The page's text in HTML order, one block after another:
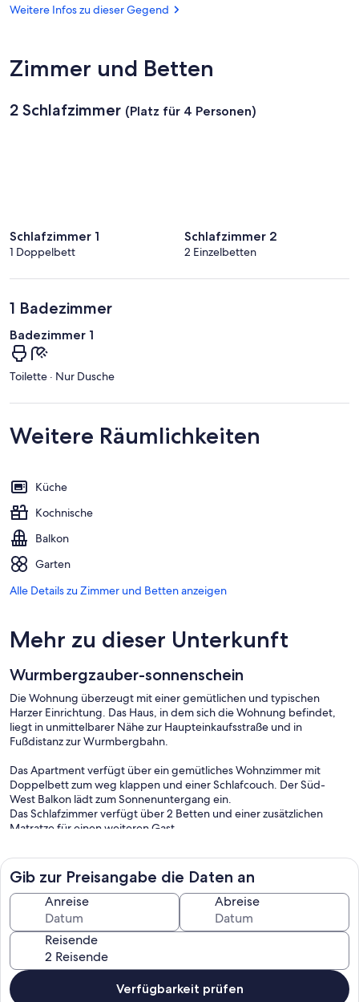
Harz
Weitere Infos zu dieser Gegend
Zimmer und Betten
2 Schlafzimmer (Platz für 4 Personen)
Schlafzimmer 1
1 Doppelbett
Schlafzimmer 2
2 Einzelbetten
1 Badezimmer
Badezimmer 1
Toilette · Nur Dusche
Weitere Räumlichkeiten
Küche
Kochnische
Balkon
Garten
Alle Details zu Zimmer und Betten anzeigen
Mehr zu dieser Unterkunft
Wurmbergzauber-sonnenschein
Die Wohnung überzeugt mit einer gemütlichen und typischen
Harzer Einrichtung. Das Haus, in dem sich die Wohnung befindet,
liegt in unmittelbarer Nähe zur Haupteinkaufsstraße und in
Fußdistanz zur Wurmbergbahn.
Das Apartment verfügt über ein gemütliches Wohnzimmer mit
Doppelbett zum weg klappen und einer Schlafcouch. Der Süd-
West Balkon lädt zum Sonnenuntergang ein.
Das Schlafzimmer verfügt über 2 Betten und einer zusätzlichen
Matratze für einen weiteren Gast.
Radio und CD Player. Es gibt zudem freies Internet
(200GB pro Monat verfügbar).
Die Küche des Apartments ist voll stargestattet und hat eine
Sitzecke für 6 Personen. Eine Nespresso-Machine ist vorhanden.
Bitte b.B. Kapseln mitbringen.
Die Wohnung wird auch privat genutzt und ist daher keine sterile
Ferienwohnung, sondern ein gemütliche eingerichtete
Ferienapartment. Im Haus gibt es eine Tischtennisplatte!
Gib zur Preisangabe die Daten an
Anreise Abreise
Reisende
Verfügbarkeit prüfen